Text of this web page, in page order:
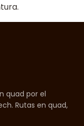
quad por el
Rutas en quad,